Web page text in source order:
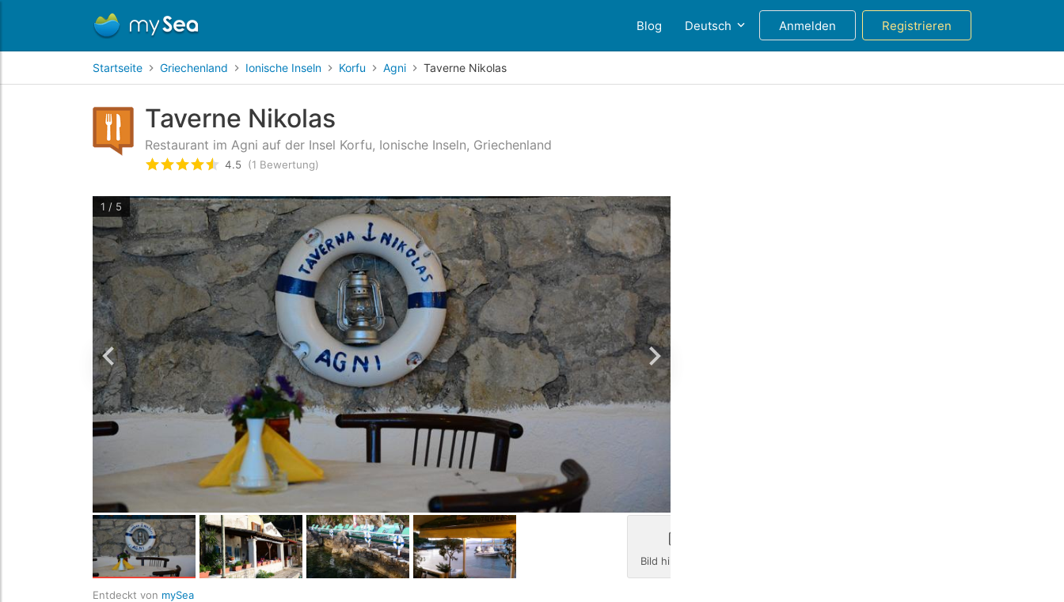
Blog Deutsch Anmelden Registrieren
Startseite Griechenland Ionische Inseln Korfu Agni Taverne Nikolas
Taverne Nikolas
Restaurant im Agni auf der Insel Korfu, Ionische Inseln, Griechenland
bewertet4.5/5 beyogen auf
4.5 (1 Bewertung)
1 / 5
Bild hinzufügen
Entdeckt von mySea